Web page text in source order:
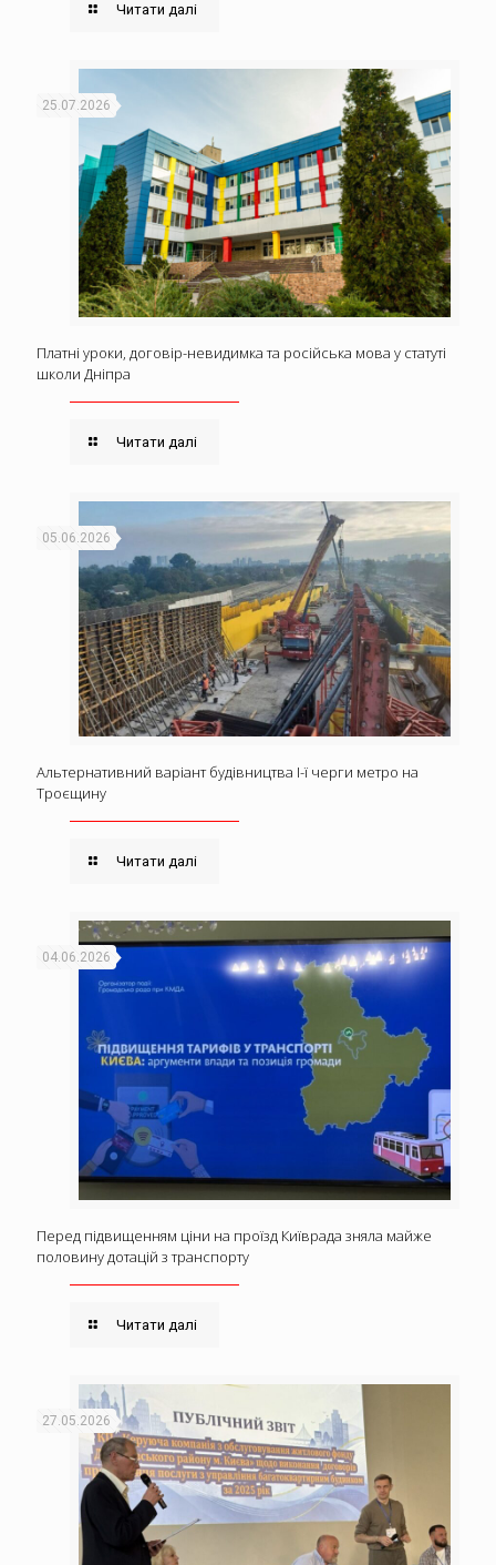
Читати далі
25.07.2026
Платні уроки, договір-невидимка та російська мова у статуті
школи Дніпра
Читати далі
05.06.2026
Альтернативний варіант будівництва І-ї черги метро на
Троєщину
Читати далі
04.06.2026
Перед підвищенням ціни на проїзд Київрада зняла майже
половину дотацій з транспорту
Читати далі
27.05.2026